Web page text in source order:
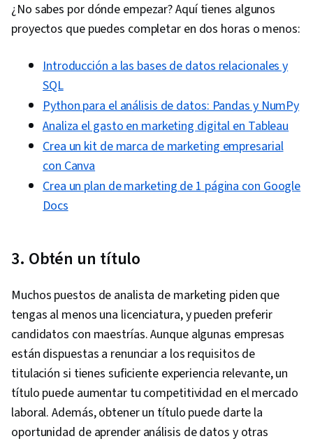
¿No sabes por dónde empezar? Aquí tienes algunos
proyectos que puedes completar en dos horas o menos:
Introducción a las bases de datos relacionales y
SQL
Python para el análisis de datos: Pandas y NumPy
Analiza el gasto en marketing digital en Tableau
Crea un kit de marca de marketing empresarial
con Canva
Crea un plan de marketing de 1 página con Google
Docs
3. Obtén un título
Muchos puestos de analista de marketing piden que
tengas al menos una licenciatura, y pueden preferir
candidatos con maestrías. Aunque algunas empresas
están dispuestas a renunciar a los requisitos de
titulación si tienes suficiente experiencia relevante, un
título puede aumentar tu competitividad en el mercado
laboral. Además, obtener un título puede darte la
oportunidad de aprender análisis de datos y otras